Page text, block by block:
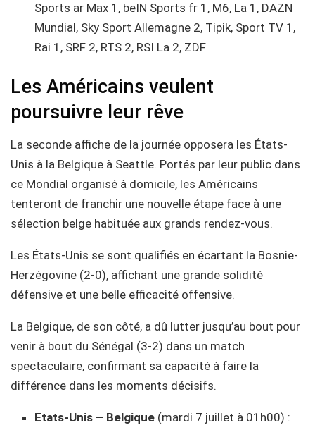
Sports ar Max 1, beIN Sports fr 1, M6, La 1, DAZN
Mundial, Sky Sport Allemagne 2, Tipik, Sport TV 1,
Rai 1, SRF 2, RTS 2, RSI La 2, ZDF
Les Américains veulent
poursuivre leur rêve
La seconde affiche de la journée opposera les États-
Unis à la Belgique à Seattle. Portés par leur public dans
ce Mondial organisé à domicile, les Américains
tenteront de franchir une nouvelle étape face à une
sélection belge habituée aux grands rendez-vous.
Les États-Unis se sont qualifiés en écartant la Bosnie-
Herzégovine (2-0), affichant une grande solidité
défensive et une belle efficacité offensive.
La Belgique, de son côté, a dû lutter jusqu’au bout pour
venir à bout du Sénégal (3-2) dans un match
spectaculaire, confirmant sa capacité à faire la
différence dans les moments décisifs.
Etats-Unis – Belgique (mardi 7 juillet à 01h00) :